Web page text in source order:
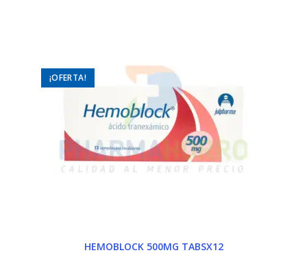
¡OFERTA!
HEMOBLOCK 500MG TABSX12